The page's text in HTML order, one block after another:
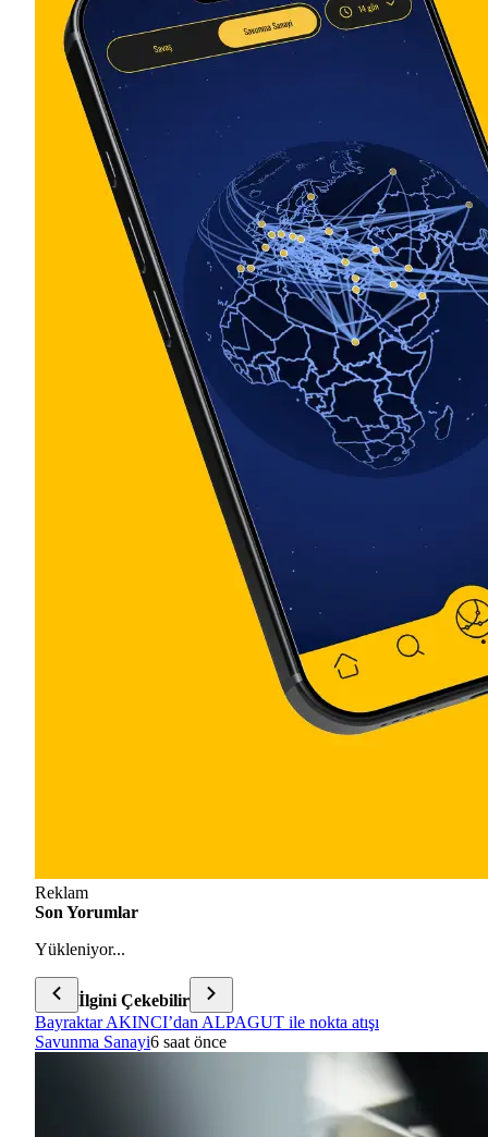
Reklam
Son Yorumlar
Yükleniyor...
İlgini Çekebilir
Bayraktar AKINCI’dan ALPAGUT ile nokta atışı
Savunma Sanayi6 saat önce